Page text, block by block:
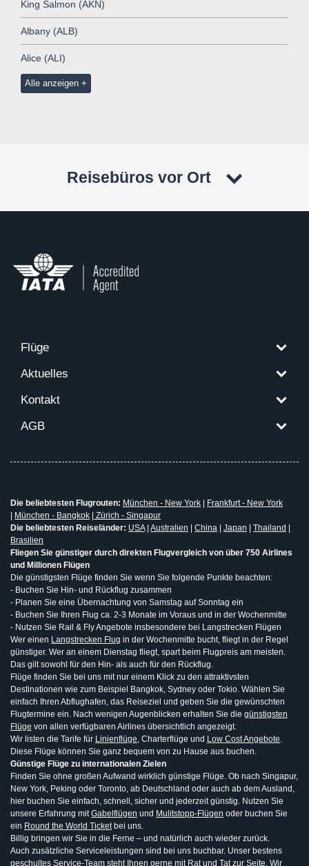
King Salmon (AKN)
Albany (ALB)
Alice (ALI)
Alle anzeigen
Reisebüros vor Ort
Flüge
Aktuelles
Kontakt
AGB
Die beliebtesten Flugrouten: München - New York
Frankfurt - New York
München - Bangkok
Zürich - Singapur
Die beliebtesten Reiseländer: USA| Australien China Japan Thailand
Brasilien
Fliegen Sie günstiger durch direkten Flugvergleich von über 750 Airlines
und Millionen Flügen
Die günstigsten Flüge finden Sie wenn Sie folgende Punkte beachten:
- Buchen Sie Hin- und Rückflug zusammen
- Planen Sie eine Übernachtung von Samstag auf Sonntag ein
- Buchen Sie Ihren Flug ca. 2-3 Monate im Voraus und in der Wochenmitte
- Nutzen Sie Rail & Fly Angebote insbesondere bei Langstrecken Flügen
Wer einen Langstrecken Flug in der Wochenmitte bucht, fliegt in der Regel
günstiger. Wer an einem Dienstag fliegt, spart beim Flugpreis am meisten.
Das gilt sowohl für den Hin- als auch für den Rückflug.
Flüge finden Sie bei uns mit nur einem Klick zu den attraktivsten
Destinationen wie zum Beispiel Bangkok, Sydney oder Tokio. Wählen Sie
einfach Ihren Abflughafen, das Reiseziel und geben Sie die gewünschten
Flugtermine ein. Nach wenigen Augenblicken erhalten Sie die günstigsten
Flüge von allen verfügbaren Airlines übersichtlich angezeigt.
Wir listen die Tarife für Linienflüge, Charterflüge und Low Cost Angebote.
Diese Flüge können Sie ganz bequem von zu Hause aus buchen.
Günstige Flüge zu internationalen Zielen
Finden Sie ohne großen Aufwand wirklich günstige Flüge. Ob nach Singapur,
New York, Peking oder Toronto, ab Deutschland oder auch ab dem Ausland,
hier buchen Sie einfach, schnell, sicher und jederzeit günstig. Nutzen Sie
unsere Erfahrung mitGabelflügen und Mulitstopp-Flügen oder buchen Sie
ein Round the World Ticketbei uns.
Billig bringen wir Sie in die Ferne – und natürlich auch wieder zurück.
Auch zusätzliche Serviceleistungen sind bei uns buchbar. Unser bestens
geschultes Service-Team steht Ihnen gerne mit Rat und Tat zur Seite. Wir